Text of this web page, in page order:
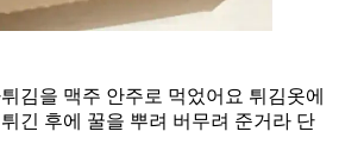
김을 맥주 안주로 먹었어요 튀김옷에
긴 후에 꿀을 뿌려 버무려 준거라 단